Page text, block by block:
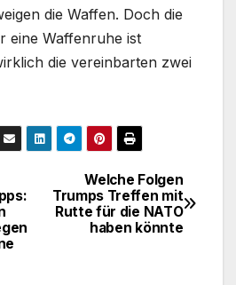
die Waffen. Doch die
eine Waffenruhe ist
die vereinbarten zwei
Welche Folgen
Trumps Treffen mit
Rutte für die NATO
haben könnte